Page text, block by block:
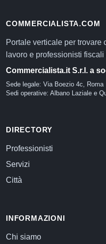
COMMERCIALISTA.COM
Portale verticale per trovare
lavoro e professionisti fiscali
Commercialista.it S.r.l. a
Sede legale: Via Boezio 4c, Roma
Sedi operative: Albano Laziale e
DIRECTORY
Professionisti
Servizi
Città
INFORMAZIONI
Chi siamo